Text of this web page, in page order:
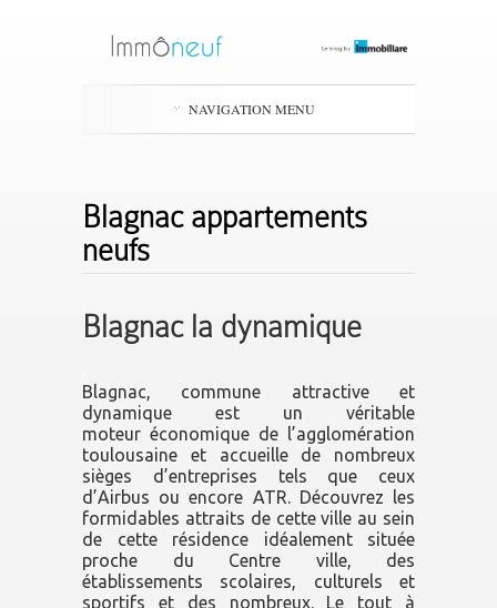
NAVIGATION MENU
Blagnac appartements
neufs
Blagnac la dynamique
Blagnac, commune attractive et
dynamique est un véritable
moteur économique de l’agglomération
toulousaine et accueille de nombreux
sièges d’entreprises tels que ceux
d’Airbus ou encore ATR. Découvrez les
formidables attraits de cette ville au sein
de cette résidence idéalement située
proche du Centre ville, des
établissements scolaires, culturels et
sportifs et des nombreux. Le tout à